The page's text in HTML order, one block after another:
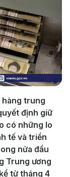
hàng trung
định giữ
có những lo
tế và triển
nửa đầu
Trung ương
từ tháng 4